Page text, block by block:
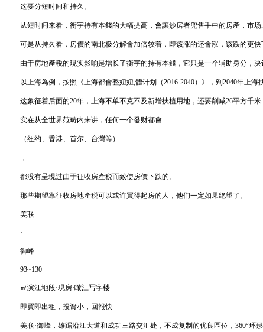
这要分短时间和持久。
从短时间来看，衡宇持有本錢的大幅提高，會讓炒房者兜售手中的房產，市
可是从持久看，房價的南北极分解會加倍较着，即该涨的还會涨，该跌的更快
由于房地產税的現实影响是增长了衡宇的持有本錢，它只是一个辅助身分，
以上海為例，按照《上海都會整妞妞,體计划（2016-2040）》，到2040年上
这象征着后面的20年，上海不单不克不及新增扶植用地，还要削减26平方千
实在从全世界范畴内来讲，任何一个發财都會
（纽约、香港、首尔、台灣等）
，
都没有呈現过由于征收房產税而致使房價下跌的。
那些期望靠征收房地產税可以或许買得起房的人，他们一定如果绝望了。
美联
·
御峰
93~130
㎡滨江地段·現房·瞰江写字楼
即買即出租，投資小，回報快
美联·御峰，雄踞沿江大道和成功三路交汇处，不成复制的优良區位，360°